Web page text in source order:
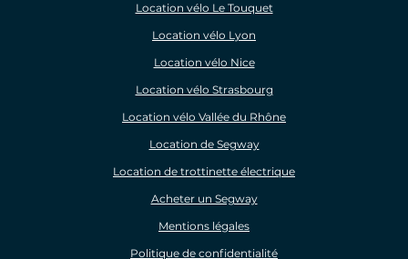
Location vélo Le Touquet
Location vélo Lyon
Location vélo Nice
Location vélo Strasbourg
Location vélo Vallée du Rhône
Location de Segway
Location de trottinette électrique
Acheter un Segway
Mentions légales
Politique de confidentialité